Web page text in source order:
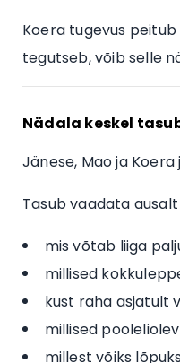
Koera tugevus
tegutseb, võib selle
Nädala keskel
Jänese, Mao ja
Tasub vaadata ausalt
mis võtab liiga
millised
kust raha asjatult
millised
millest võiks